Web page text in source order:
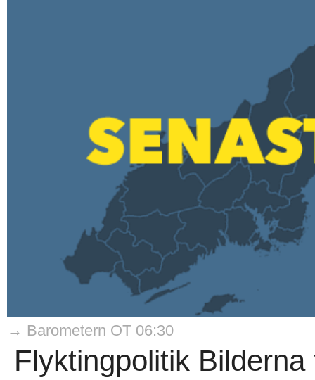
→ Barometern OT 06:30
Flyktingpolitik